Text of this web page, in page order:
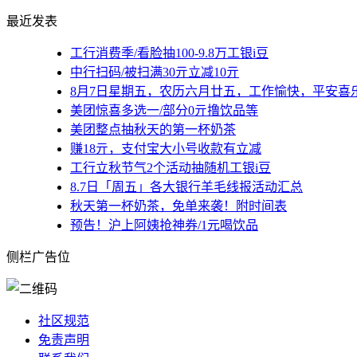
最近发表
工行消费季/看脸抽100-9.8万工银i豆
中行扫码/被扫满30亓立减10亓
8月7日星期五，农历六月廿五，工作愉快，平安喜
美团惊喜多选一/部分0亓撸饮品等
美团整点抽秋天的第一杯奶茶
赚18亓，支付宝大小号收款有立减
工行立秋节气2个活动抽随机工银i豆
8.7日「周五」各大银行羊毛线报活动汇总
秋天第一杯奶茶，免单来袭！附时间表
预告！沪上阿姨抢神券/1元喝饮品
侧栏广告位
社区规范
免责声明